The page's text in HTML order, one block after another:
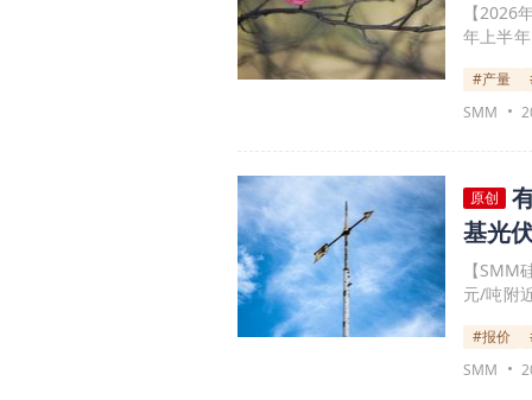
【2026
年上半
据，
内。期
#产量
SMM
原创
基光
【
元/吨附
格
端承压。
#报价
SMM